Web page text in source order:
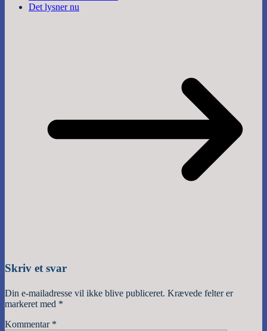
Det lysner nu
Skriv et svar
Din e-mailadresse vil ikke blive publiceret. Krævede felter er
markeret med *
Kommentar *